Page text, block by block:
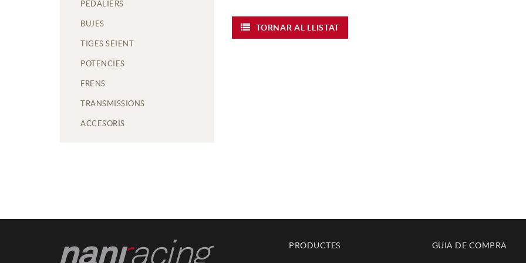
PEDALIERS
BUJES
TIGES SEIENT
POTENCIES
FRENS
TRANSMISSIONS
ACCESORIS
TORNAR AL LLISTAT
PRODUCTES GUIA DE COMPRA